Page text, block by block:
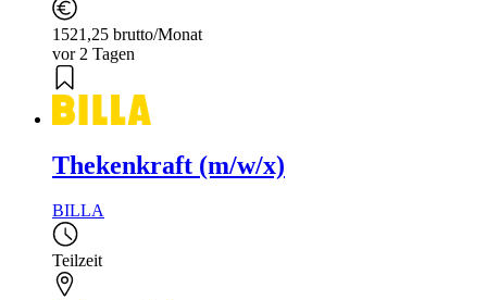
1521,25 brutto/Monat
vor 2 Tagen
Thekenkraft (m/w/x)
BILLA
Teilzeit